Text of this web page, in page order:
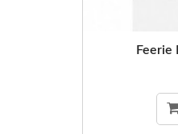
Feerie